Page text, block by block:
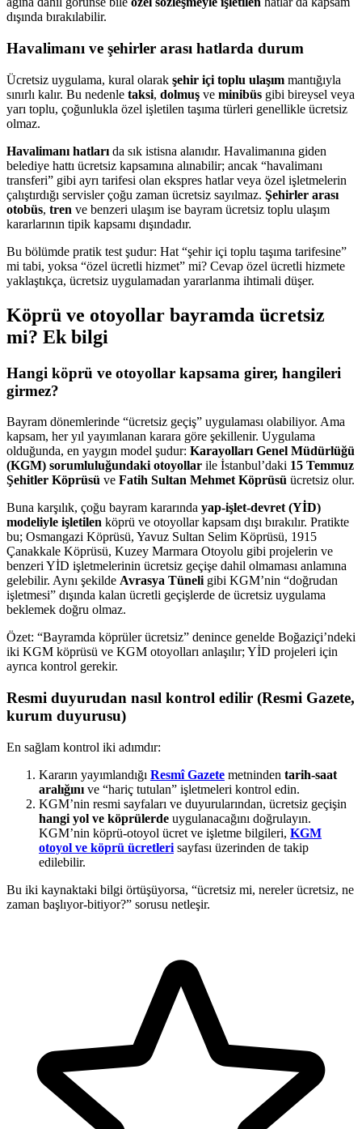
dışında bırakılabilir.
Havalimanı ve şehirler arası hatlarda durum
Ücretsiz uygulama, kural olarak şehir içi toplu ulaşım mantığıyla
sınırlı kalır. Bu nedenle taksi, dolmuş ve minibüs gibi bireysel veya
yarı toplu, çoğunlukla özel işletilen taşıma türleri genellikle ücretsiz
olmaz.
Havalimanı hatları da sık istisna alanıdır. Havalimanına giden
belediye hattı ücretsiz kapsamına alınabilir; ancak “havalimanı
transferi” gibi ayrı tarifesi olan ekspres hatlar veya özel işletmelerin
çalıştırdığı servisler çoğu zaman ücretsiz sayılmaz. Şehirler arası
otobüs, tren ve benzeri ulaşım ise bayram ücretsiz toplu ulaşım
kararlarının tipik kapsamı dışındadır.
Bu bölümde pratik test şudur: Hat “şehir içi toplu taşıma tarifesine”
mi tabi, yoksa “özel ücretli hizmet” mi? Cevap özel ücretli hizmete
yaklaştıkça, ücretsiz uygulamadan yararlanma ihtimali düşer.
Köprü ve otoyollar bayramda ücretsiz
mi? Ek bilgi
Hangi köprü ve otoyollar kapsama girer, hangileri
girmez?
Bayram dönemlerinde “ücretsiz geçiş” uygulaması olabiliyor. Ama
kapsam, her yıl yayımlanan karara göre şekillenir. Uygulama
olduğunda, en yaygın model şudur: Karayolları Genel Müdürlüğü
(KGM) sorumluluğundaki otoyollar ile İstanbul’daki 15 Temmuz
Şehitler Köprüsü ve Fatih Sultan Mehmet Köprüsü ücretsiz olur.
Buna karşılık, çoğu bayram kararında yap-işlet-devret (YİD)
modeliyle işletilen köprü ve otoyollar kapsam dışı bırakılır. Pratikte
bu; Osmangazi Köprüsü, Yavuz Sultan Selim Köprüsü, 1915
Çanakkale Köprüsü, Kuzey Marmara Otoyolu gibi projelerin ve
benzeri YİD işletmelerinin ücretsiz geçişe dahil olmaması anlamına
gelebilir. Aynı şekilde Avrasya Tüneli gibi KGM’nin “doğrudan
işletmesi” dışında kalan ücretli geçişlerde de ücretsiz uygulama
beklemek doğru olmaz.
Özet: “Bayramda köprüler ücretsiz” denince genelde Boğaziçi’ndeki
iki KGM köprüsü ve KGM otoyolları anlaşılır; YİD projeleri için
ayrıca kontrol gerekir.
Resmi duyurudan nasıl kontrol edilir (Resmi Gazete,
kurum duyurusu)
En sağlam kontrol iki adımdır:
Kararın yayımlandığı Resmî Gazete metninden tarih-saat
aralığını ve “hariç tutulan” işletmeleri kontrol edin.
KGM’nin resmi sayfaları ve duyurularından, ücretsiz geçişin
hangi yol ve köprülerde uygulanacağını doğrulayın.
KGM’nin köprü-otoyol ücret ve işletme bilgileri, KGM
otoyol ve köprü ücretleri sayfası üzerinden de takip
edilebilir.
Bu iki kaynaktaki bilgi örtüşüyorsa, “ücretsiz mi, nereler ücretsiz, ne
zaman başlıyor-bitiyor?” sorusu netleşir.